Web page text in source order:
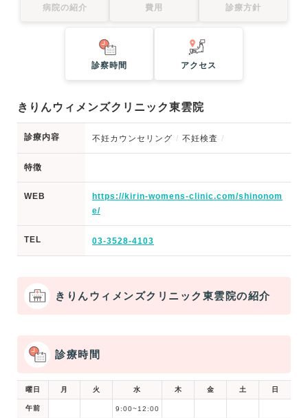
病院の紹介 費用 診療方針
診察時間 アクセス
きりんウィメンズクリニック東雲院
診療内容 不妊カウンセリング 不妊検査
特徴
WEB
https://kirin-womens-clinic.com/shinonom
e/
TEL 03-3528-4103
きりんウィメンズクリニック東雲院の紹介
診療時間
曜日 月 火 水 木 金 土 日
午前 9:00~12:00